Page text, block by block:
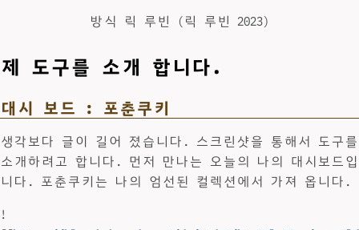
방식 릭 루빈 (릭 루빈 2023)
제 도구를 소개 합니다.
대시 보드 : 포춘쿠키
생각보다 글이 길어 졌습니다. 스크린샷을 통해서 도구를
소개하려고 합니다. 먼저 만나는 오늘의 나의 대시보드입
니다. 포춘쿠키는 나의 엄선된 컬렉션에서 가져 옵니다.
!